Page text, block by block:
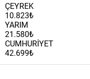
ÇEYREK
10.823₺
YARIM
21.580₺
CUMHURİYET
42.699₺